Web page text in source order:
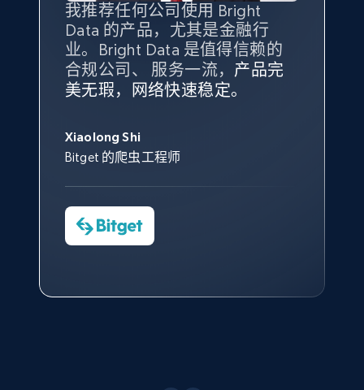
我推荐任何公司使用 Bright
Data 的产品，尤其是金融行
业。Bright Data 是值得信赖的
合规公司、 服务一流， 产品完
美无瑕，网络快速稳定。
Xiaolong Shi
Bitget 的爬虫工程师
Bright Data 拥有自有代理基础
设施，助您持续获取网络数据。
帮助您轻松绕过烦人的验证码
（CAPTCHA）。
数据科学专家
根据我的使用体验，Bright Data
的服务价值不可估量。Bright
共网络数据以满足需求，并通过
其支持团队和开发团队，让我们
Charmagne Cruz
—— Shopee Philippines Inc. 报告与分析、
最重要的是拥有质量 最好、
最多的数据，而这正是 Bright
Data 和 tgndata 发挥作用的地
方。
tgndata 的首席执行官 (CEO)
我们对 Bright Data 的可靠性印
象深刻，对整体服务也非常满
沟通，他的协助对我们非常有帮
助。
Convert Group 的 CTO
我们对与 Bright Data 的合作感
到非常满意。各方面都很不错，
服务和支持团队也非常认可。